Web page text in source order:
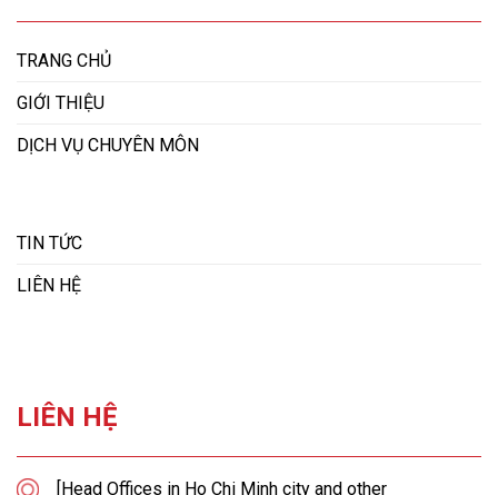
TRANG CHỦ
GIỚI THIỆU
DỊCH VỤ CHUYÊN MÔN
TIN TỨC
LIÊN HỆ
LIÊN HỆ
[Head Offices in Ho Chi Minh city and other